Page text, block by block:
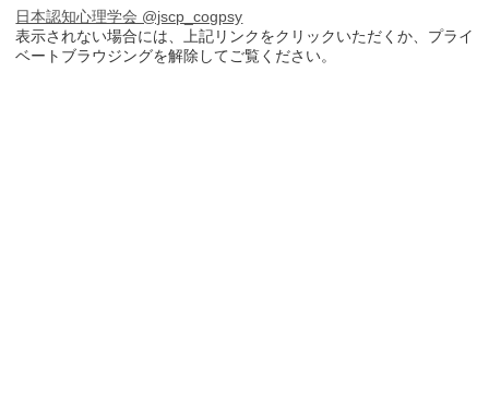
日本認知心理学会 @jscp_cogpsy
表示されない場合には、上記リンクをクリックいただくか、プライ
ベートブラウジングを解除してご覧ください。